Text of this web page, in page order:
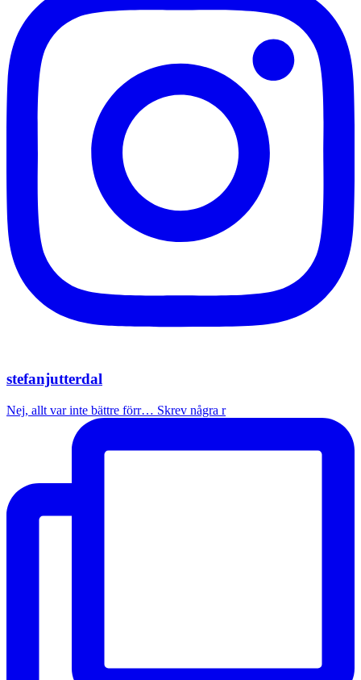
stefanjutterdal
Nej, allt var inte bättre förr… Skrev några r